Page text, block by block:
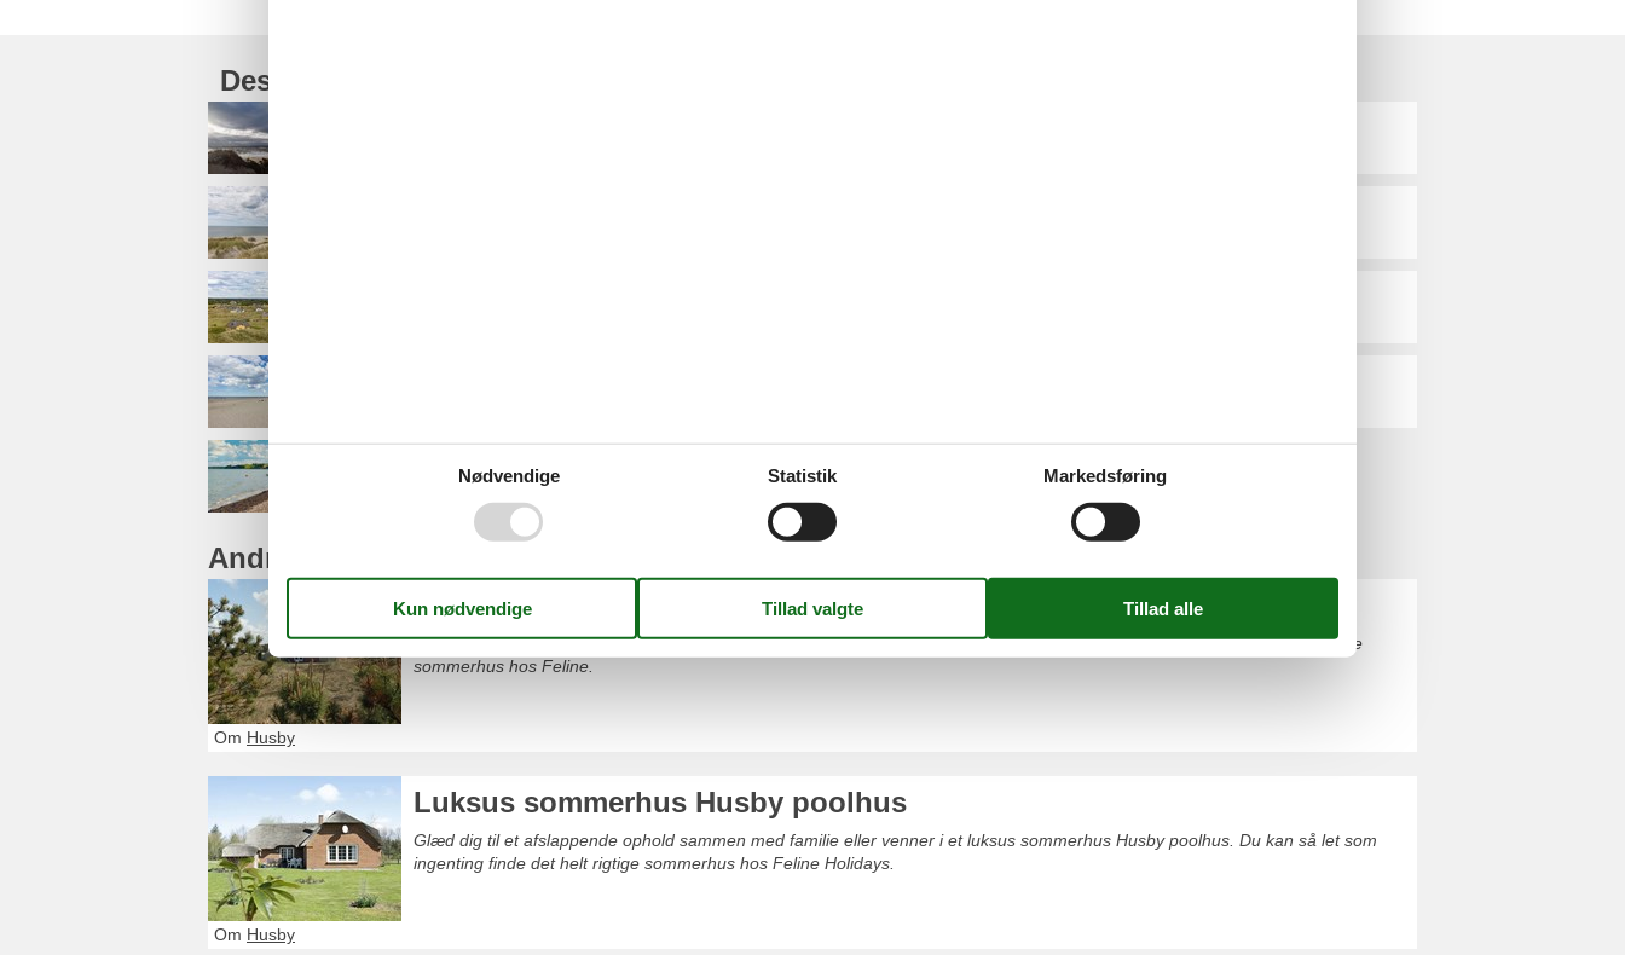
Destinationer under Husby
Thorsminde
Andre artikler om Husby
Sommerhus Husby uge 50
Glæd dig til et dejligt ophold sammen med familie eller venner i et sommerhus Husby uge 50. Du kan let finde det helt rigtige
sommerhus hos Feline.
Om Husby
Luksus sommerhus Husby poolhus
Glæd dig til et afslappende ophold sammen med familie eller venner i et luksus sommerhus Husby poolhus. Du kan så let som
ingenting finde det helt rigtige sommerhus hos Feline Holidays.
Om Husby
Nødvendige Statistik Markedsføring